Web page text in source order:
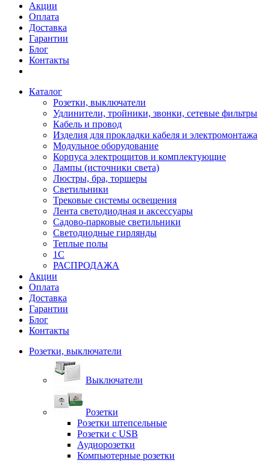
Акции
Оплата
Доставка
Гарантии
Блог
Контакты
Каталог
Розетки, выключатели
Удлинители, тройники, звонки, сетевые фильтры
Кабель и провод
Изделия для прокладки кабеля и электромонтажа
Модульное оборудование
Корпуса электрощитов и комплектующие
Лампы (источники света)
Люстры, бра, торшеры
Светильники
Трековые системы освещения
Лента светодиодная и аксессуары
Садово-парковые светильники
Светодиодные гирлянды
Теплые полы
1С
РАСПРОДАЖА
Акции
Оплата
Доставка
Гарантии
Блог
Контакты
Розетки, выключатели
Выключатели
Розетки
Розетки штепсельные
Розетки с USB
Аудиорозетки
Компьютерные розетки